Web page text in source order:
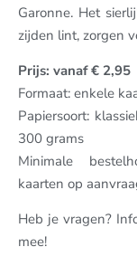
Garonne. Het
zijden lint, zorgen
Prijs: vanaf € 2,95
Formaat: enkele
Papiersoort:
300 grams
Minimale
kaarten op
Heb je vragen?
mee!